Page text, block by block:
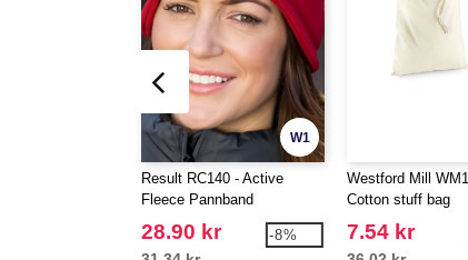
W1
Result RC140 - Active
Fleece Pannband
28.90 kr -8%
Westford Mill
Cotton stuff bag
7.54 kr